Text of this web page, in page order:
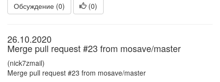
Обсуждение (0)
(0)
26.10.2020
Merge pull request #23 from mosave/master
(nick7zmail)
Merge pull request #23 from mosave/master